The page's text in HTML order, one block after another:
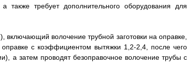
также требует дополнительного оборудования для
волочение трубной заготовки на оправке,
с коэффициентом вытяжки 1,2-2,4, после чего
а затем проводят безоправочное волочение трубы с